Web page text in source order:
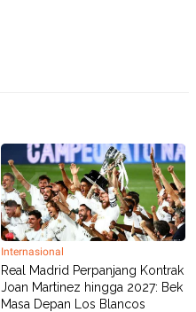
Internasional
Real Madrid Perpanjang Kontrak
Joan Martinez hingga 2027: Bek
Masa Depan Los Blancos